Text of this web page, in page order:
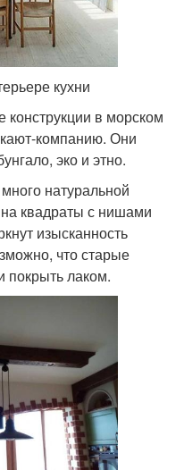
кухни
в морском
компанию. Они
эко и этно.
натуральной
квадраты с нишами
изысканность
что старые
покрыть лаком.